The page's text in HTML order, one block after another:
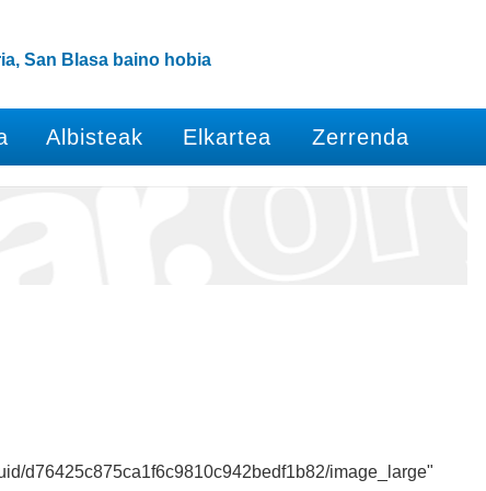
San Blasa baino hobia
Albisteak Elkartea Zerrenda
d76425c875ca1f6c9810c942bedf1b82/image_large"